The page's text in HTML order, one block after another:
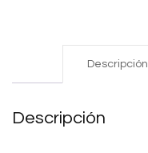
Descripción
Descripción